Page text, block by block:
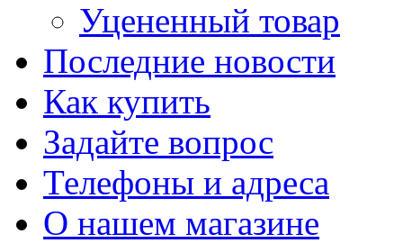
Уцененный товар
Последние новости
Как купить
Задайте вопрос
Телефоны и адреса
О нашем магазине